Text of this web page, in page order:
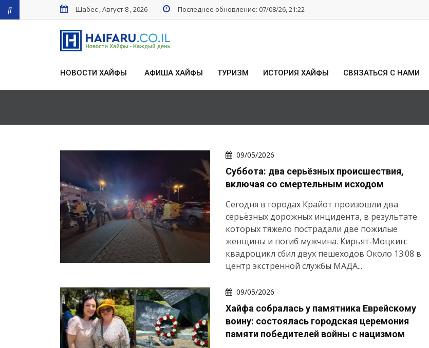
Шабес , Август 8 , 2026 Последнее обновление: 07/08/26, 21:22
НОВОСТИ ХАЙФЫ АФИША ХАЙФЫ ТУРИЗМ ИСТОРИЯ ХАЙФЫ СВЯЗАТЬСЯ С НАМИ
09/05/2026
Суббота: два серьёзных происшествия,
включая со смертельным исходом
Сегодня в городах Крайот произошли два
серьёзных дорожных инцидента, в результате
которых тяжело пострадали две пожилые
женщины и погиб мужчина. Кирьят‑Моцкин:
квадроцикл сбил двух пешеходов Около 13:08 в
центр экстренной службы МАДА...
09/05/2026
Хайфа собралась у памятника Еврейскому
воину: состоялась городская церемония
памяти победителей войны с нацизмом